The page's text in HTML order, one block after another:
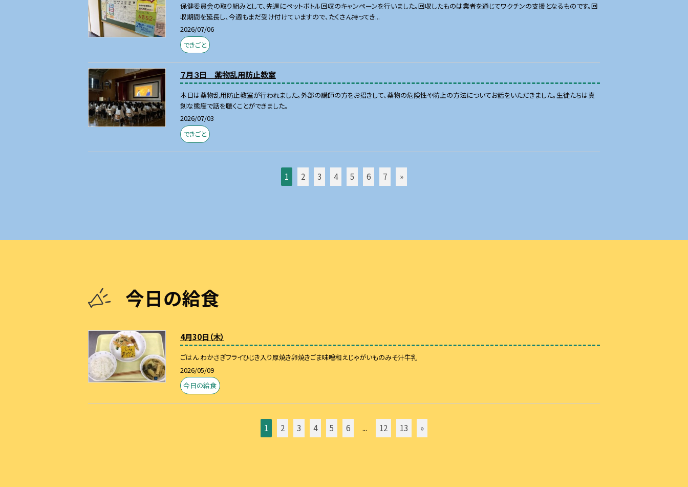
保健委員会の取り組みとして、先週にペットボトル回収のキャンペーンを行いました。回収したものは業者を通じてワクチンの支援となるものです。回
収期間を延長し、今週もまだ受け付けていますので、たくさん持ってき...
2026/07/06
できごと
７月３日 薬物乱用防止教室
本日は薬物乱用防止教室が行われました。外部の講師の方をお招きして、薬物の危険性や防止の方法についてお話をいただきました。生徒たちは真
剣な態度で話を聴くことができました。
2026/07/03
できごと
1 2 3 4 5 6 7 »
今日の給食
4月30日（木）
ごはん わかさぎフライひじき入り厚焼き卵焼きごま味噌和えじゃがいものみそ汁牛乳
2026/05/09
今日の給食
1 2 3 4 5 6 ... 12 13 »